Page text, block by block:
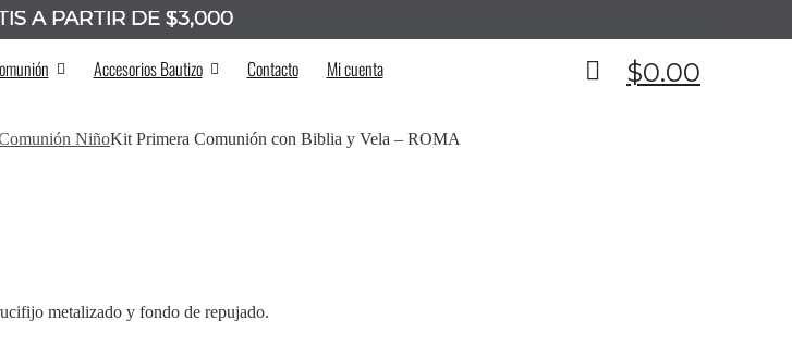
A PARTIR DE $3,000
Accesorios Bautizo Contacto Mi cuenta $0.00
NiñoKit Primera Comunión con Biblia y Vela – ROMA
metalizado y fondo de repujado.